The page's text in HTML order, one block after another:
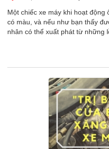
Một chiếc xe máy khi hoạt động
có màu, và nếu như bạn thấy
nhân có thể xuất phát từ những